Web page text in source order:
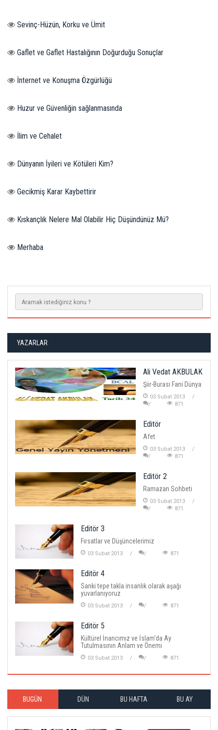
Sevinç-Hüzün, Korku ve Ümit
Gaflet ve Gaflet Hastalığının Doğurduğu Sonuçlar
İnternet ve Konuşma Özgürlüğü
Huzur ve Güvenliğin sağlanmasında
İlim ve Cehalet
Dünyanın İyileri ve Kötüleri Kim?
Gecikmiş Karar Kaybettirir
Kıskançlık Nelere Mal Olabilir Hiç Düşündünüz Mü?
Merhaba
YAZARLAR
Ali Vedat AKBULAK
Şiir-Burası Fani Dünya
03 Subat 2013
871
Editör
Afet
03 Subat 2013
871
Editör 2
Ramazan Sohbeti
03 Subat 2013
871
Editör 3
Fırsatlar ve Düşüncelerimiz
03 Subat 2013 871
Editör 4
Sanki tepe takla insanlık olarak aşağı
yuvarlanıyoruz
03 Subat 2013 871
Editör 5
Kültürel İnancımız ve İslam'da Ay
Tutulmasının Anlam ve Önemi
03 Subat 2013 871
BUGÜN DÜN BU HAFTA BU AY